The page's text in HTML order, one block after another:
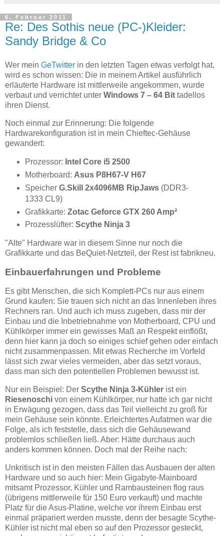
6. Februar 2011
Re: Des Sothis neue (PC-)Kleider:
Sandy Bridge & Co
Wer mein GeTwitter in den letzten Tagen etwas verfolgt hat,
wird es schon wissen: Die in meinem Artikel ausführlich
erläuterte Hardware ist mittlerweile angekommen, wurde
verbaut und verrichtet unter Windows 7 – 64 Bit tadellos
ihren Dienst.
Noch einmal zur Erinnerung: Die folgende
Hardwarekonfiguration ist in mein Chieftec-Gehäuse
gewandert:
Prozessor: Intel Core i5 2500
Motherboard: Asus P8H67-V H67
Speicher G.Skill 2x4096MB RipJaws(DDR3-
1333 CL9)
Grafikkarte: Zotac Geforce GTX 260 Amp²
Prozesslüfter: Scythe Ninja 3
"Alte" Hardware war in diesem Sinne nur noch die
Grafikkarte und das BeQuiet-Netzteil, der Rest ist fabrikneu.
Einbauerfahrungen und Probleme
Es gibt Menschen, die sich Komplett-PCs nur aus einem
Grund kaufen: Sie trauen sich nicht an das Innenleben ihres
Rechners ran. Und auch ich muss zugeben, dass mir der
Einbau und die Inbetriebnahme von Motherboard, CPU und
Kühlkörper immer ein gewisses Maß an Respekt einflößt,
denn hier kann ja doch so einiges schief gehen oder einfach
nicht zusammenpassen. Mit etwas Recherche im Vorfeld
lässt sich zwar vieles vermeiden, aber das setzt voraus,
dass man sich den potentiellen Problemen bewusst ist.
Nur ein Beispiel: Der Scythe Ninja 3-Kühler ist ein
Riesenoschi von einem Kühlkörper, nur hatte ich gar nicht
in Erwägung gezogen, dass das Teil vielleicht zu groß für
mein Gehäuse sein könnte. Erleichtertes Aufatmen war die
Folge, als ich feststelle, dass sich die Gehäusewand
problemlos schließen ließ. Aber: Hätte durchaus auch
anders kommen können. Doch mal der Reihe nach:
Unkritisch ist in den meisten Fällen das Ausbauen der alten
Hardware und so auch hier: Mein Gigabyte-Mainboard
mitsamt Prozessor, Kühler und Rambausteinen flog raus
(übrigens mittlerweile für 150 Euro verkauft) und machte
Platz für die Asus-Platine, welche vor ihrem Einbau erst
einmal präpariert werden musste, denn der besagte Scythe-
Kühler ist nicht mal eben so auf den Prozessor gesteckt,